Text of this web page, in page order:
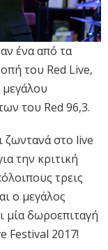
ένα από τα
του Red Live,
μεγάλου
του Red 96,3.
ζωντανά στο live
την κριτική
τρεις
ο μεγάλος
μία δωροεπιταγή
Festival 2017!